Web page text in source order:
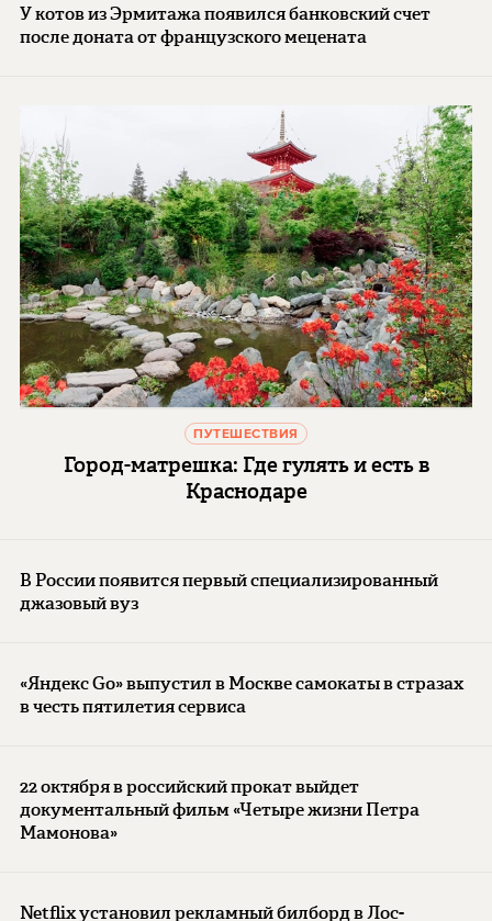
У котов из Эрмитажа появился банковский счет
после доната от французского мецената
ПУТЕШЕСТВИЯ
Город-матрешка: Где гулять и есть в
Краснодаре
В России появится первый специализированный
джазовый вуз
«Яндекс Go» выпустил в Москве самокаты в стразах
в честь пятилетия сервиса
22 октября в российский прокат выйдет
документальный фильм «Четыре жизни Петра
Мамонова»
Netflix установил рекламный билборд в Лос-